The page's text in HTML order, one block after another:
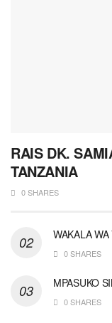
RAIS DK.
TANZANIA
0 SHARES
WAKALA
0 SHARES
MPASUKO
0 SHARES